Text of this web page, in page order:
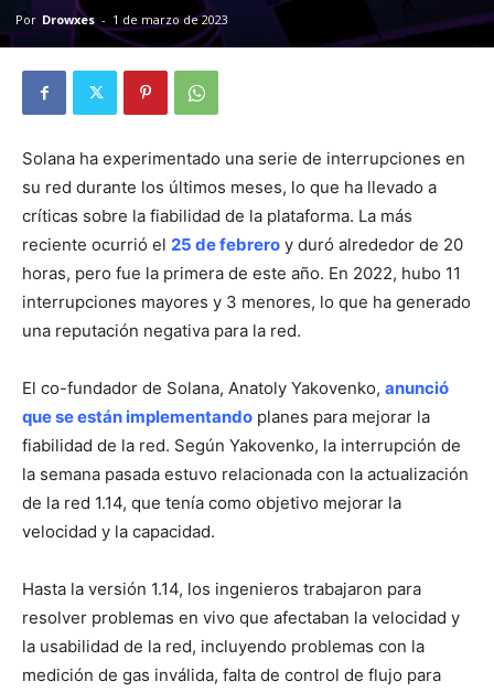
Por Drowxes - 1 de marzo de 2023
Solana ha experimentado una serie de interrupciones en
su red durante los últimos meses, lo que ha llevado a
críticas sobre la fiabilidad de la plataforma. La más
reciente ocurrió el 25 de febrero y duró alrededor de 20
horas, pero fue la primera de este año. En 2022, hubo 11
interrupciones mayores y 3 menores, lo que ha generado
una reputación negativa para la red.
El co-fundador de Solana, Anatoly Yakovenko, anunció
que se están implementando planes para mejorar la
fiabilidad de la red. Según Yakovenko, la interrupción de
la semana pasada estuvo relacionada con la actualización
de la red 1.14, que tenía como objetivo mejorar la
velocidad y la capacidad.
Hasta la versión 1.14, los ingenieros trabajaron para
resolver problemas en vivo que afectaban la velocidad y
la usabilidad de la red, incluyendo problemas con la
medición de gas inválida, falta de control de flujo para